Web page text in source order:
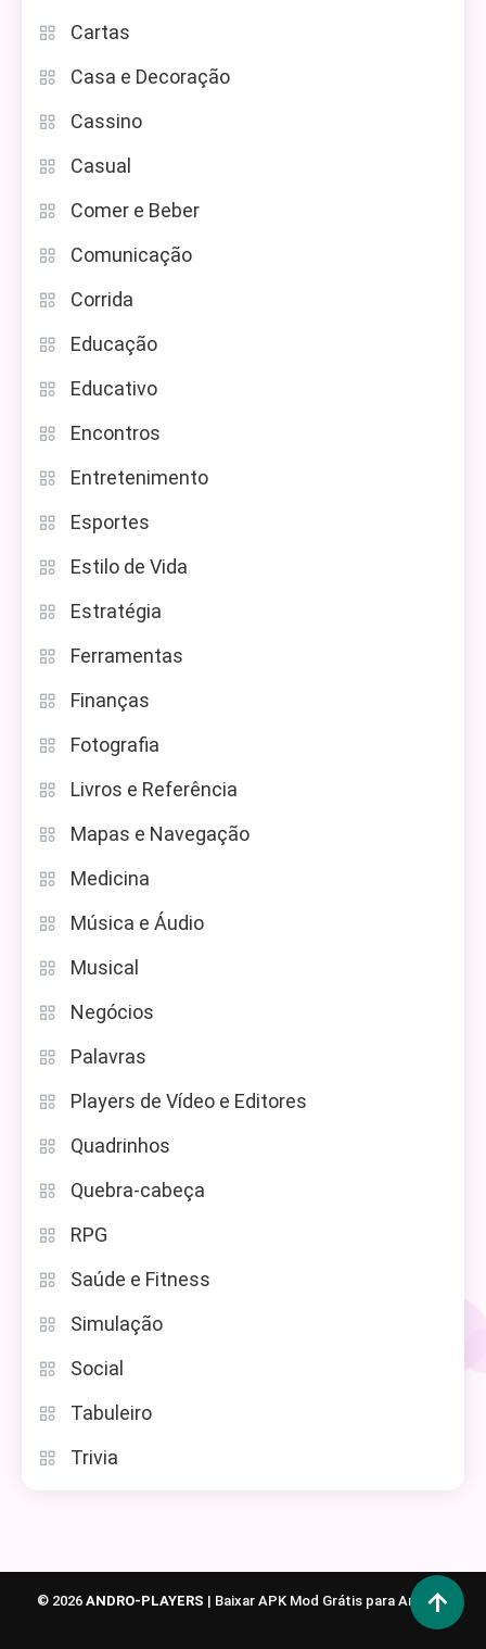
Cartas
Casa e Decoração
Cassino
Casual
Comer e Beber
Comunicação
Corrida
Educação
Educativo
Encontros
Entretenimento
Esportes
Estilo de Vida
Estratégia
Ferramentas
Finanças
Fotografia
Livros e Referência
Mapas e Navegação
Medicina
Música e Áudio
Musical
Negócios
Palavras
Players de Vídeo e Editores
Quadrinhos
Quebra-cabeça
RPG
Saúde e Fitness
Simulação
Social
Tabuleiro
Trivia
© 2026 ANDRO-PLAYERS | Baixar APK Mod Grátis para Android